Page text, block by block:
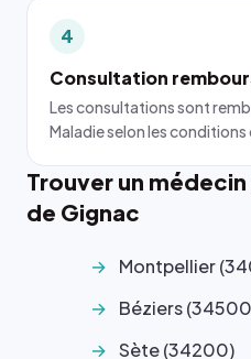
4
Consultation
Les consultations sont
Maladie selon les
Trouver un
de Gignac
Montpellier
Béziers
Sète (34200)